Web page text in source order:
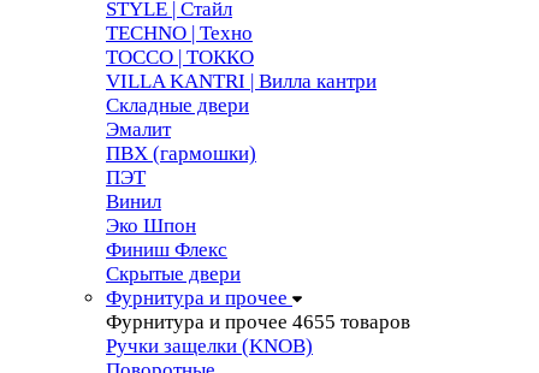
STYLE | Стайл
TECHNO | Техно
TOCCO | ТОККО
VILLA KANTRI | Вилла кантри
Складные двери
Эмалит
ПВХ (гармошки)
ПЭТ
Винил
Эко Шпон
Финиш Флекс
Скрытые двери
Фурнитура и прочее
Фурнитура и прочее 4655 товаров
Ручки защелки (KNOB)